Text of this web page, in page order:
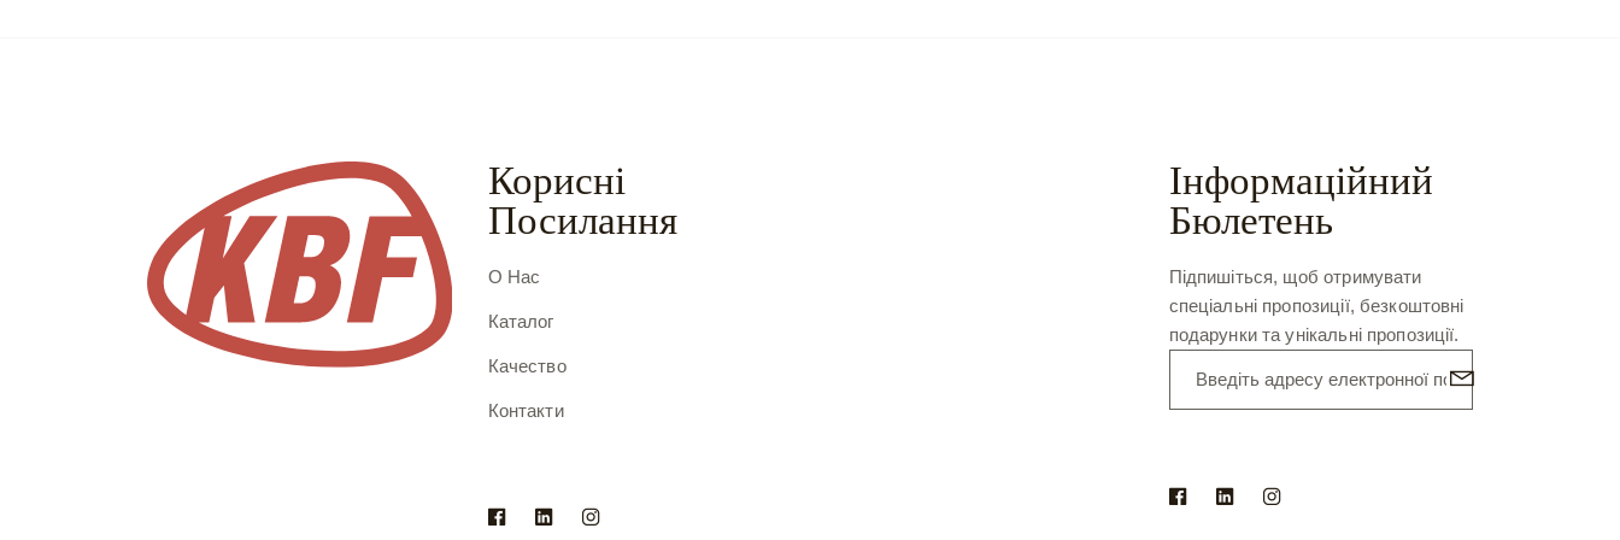
Корисні
Посилання
О Нас
Каталог
Качество
Контакти
Інформаційний
Бюлетень
Підпишіться, щоб отримувати
спеціальні пропозиції, безкоштовні
подарунки та унікальні пропозиції.